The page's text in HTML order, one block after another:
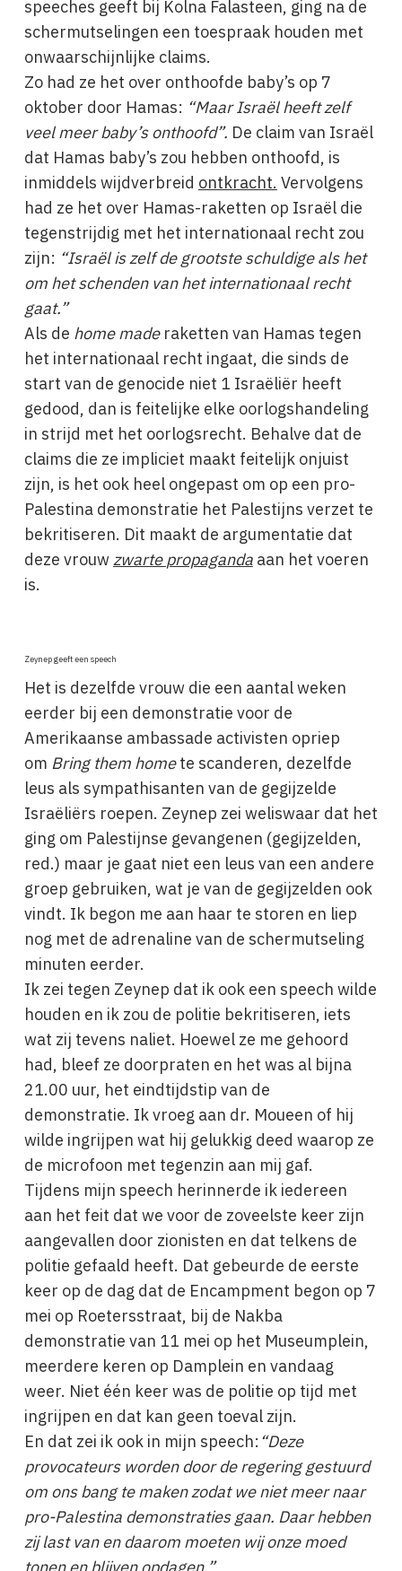
speeches geeft bij Kolna Falasteen, ging na de
schermutselingen een toespraak houden met
onwaarschijnlijke claims.
Zo had ze het over onthoofde baby’s op 7
oktober door Hamas: “Maar Israël heeft zelf
veel meer baby’s onthoofd”. De claim van Israël
dat Hamas baby’s zou hebben onthoofd, is
inmiddels wijdverbreid ontkracht. Vervolgens
had ze het over Hamas-raketten op Israël die
tegenstrijdig met het internationaal recht zou
zijn: “Israël is zelf de grootste schuldige als het
om het schenden van het internationaal recht
gaat.”
Als de home maderaketten van Hamas tegen
het internationaal recht ingaat, die sinds de
start van de genocide niet 1 Israëliër heeft
gedood, dan is feitelijke elke oorlogshandeling
in strijd met het oorlogsrecht. Behalve dat de
claims die ze impliciet maakt feitelijk onjuist
zijn, is het ook heel ongepast om op een pro-
Palestina demonstratie het Palestijns verzet te
bekritiseren. Dit maakt de argumentatie dat
deze vrouwzwartepropagandaaan het voeren
is.
Zeynep geeft een speech
Het is dezelfde vrouw die een aantal weken
eerder bij een demonstratie voor de
Amerikaanse ambassade activisten opriep
om Bring them homete scanderen, dezelfde
leus als sympathisanten van de gegijzelde
Israëliërs roepen. Zeynep zei weliswaar dat het
ging om Palestijnse gevangenen (gegijzelden,
red.) maar je gaat niet een leus van een andere
groep gebruiken, wat je van de gegijzelden ook
vindt. Ik begon me aan haar te storen en liep
nog met de adrenaline van de schermutseling
minuten eerder.
Ik zei tegen Zeynep dat ik ook een speech wilde
houden en ik zou de politie bekritiseren, iets
wat zij tevens naliet. Hoewel ze me gehoord
had, bleef ze doorpraten en het was al bijna
21.00 uur, het eindtijdstip van de
demonstratie. Ik vroeg aan dr. Moueen of hij
wilde ingrijpen wat hij gelukkig deed waarop ze
de microfoon met tegenzin aan mij gaf.
Tijdens mijn speech herinnerde ik iedereen
aan het feit dat we voor de zoveelste keer zijn
aangevallen door zionisten en dat telkens de
politie gefaald heeft. Dat gebeurde de eerste
keer op de dag dat de Encampment begon op 7
mei op Roetersstraat, bij de Nakba
demonstratie van 11 mei op het Museumplein,
meerdere keren op Damplein en vandaag
weer. Niet één keer was de politie op tijd met
ingrijpen en dat kan geen toeval zijn.
En dat zei ik ook in mijn speech:“Deze
provocateurs worden door de regering gestuurd
om ons bang te maken zodat we niet meer naar
pro-Palestina demonstraties gaan. Daar hebben
zij last van en daarom moeten wij onze moed